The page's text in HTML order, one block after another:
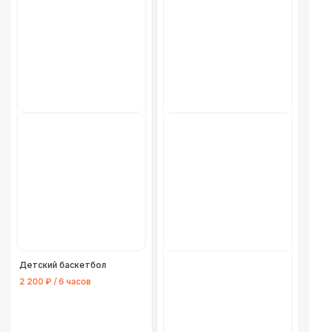
Детский баскетбол
2 200 ₽ / 6 часов